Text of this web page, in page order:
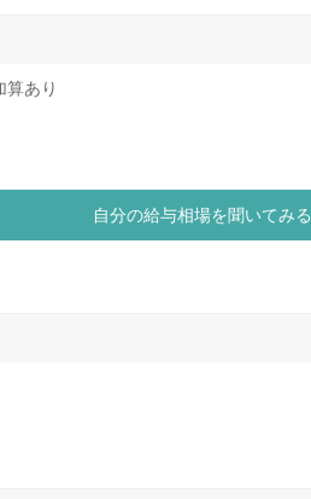
あり
自分の給与相場を聞いてみる